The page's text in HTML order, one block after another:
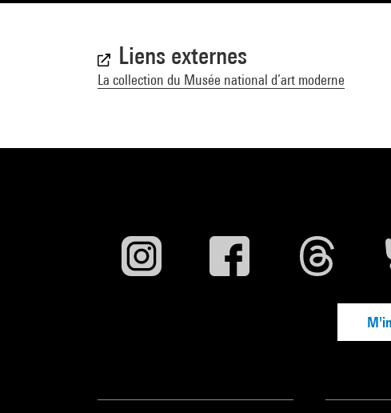
Liens externes
La collection du Musée national d’art moderne